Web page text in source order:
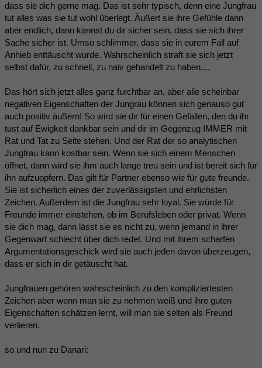
dass sie dich gerne mag. Das ist sehr typisch, denn eine Jungfrau
tut alles was sie tut wohl überlegt. Äußert sie ihre Gefühle dann
aber endlich, dann kannst du dir sicher sein, dass sie sich ihrer
Sache sicher ist. Umso schlimmer, dass sie in eurem Fall auf
Anhieb enttäuscht wurde. Wahrscheinlich straft sie sich jetzt
selbst dafür, zu schnell, zu naiv gehandelt zu haben....
Das hört sich jetzt alles ganz furchtbar an, aber alle scheinbar
negativen Eigenschaften der Jungrau können sich genauso gut
auch positiv äußern! So wird sie dir für einen Gefallen, den du ihr
tust auf Ewigkeit dankbar sein und dir im Gegenzug IMMER mit
Rat und Tat zu Seite stehen. Und der Rat der so analytischen
Jungfrau kann kostbar sein. Wenn sie sich einem Menschen
öffnet, dann wird sie ihm auch lange treu sein und ist bereit sich für
ihn aufzuopfern. Das gilt für Partner ebenso wie für gute freunde.
Sie ist sicherlich eines der zuverlässigsten und ehrlichsten
Zeichen. Außerdem ist die Jungfrau sehr loyal. Sie würde für
Freunde immer einstehen, ob im Berufsleben oder privat. Wenn
sie dich mag, dann lässt sie es nicht zu, wenn jemand in ihrer
Gegenwart schlecht über dich redet. Und mit ihrem scharfen
Argumentationsgeschick wird sie auch jeden davon überzeugen,
dass er sich in dir getäuscht hat.
Jungfrauen gehören wahrscheinlich zu den kompliziertesten
Zeichen aber wenn man sie zu nehmen weiß und ihre guten
Eigenschaften schätzen lernt, will man sie selten als Freund
verlieren.
so und nun zu Danari: